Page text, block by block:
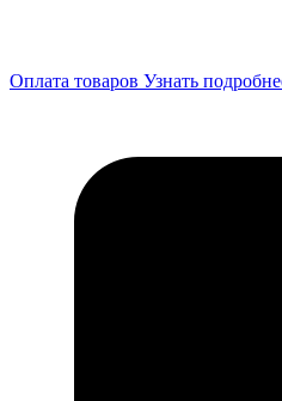
Оплата товаров Узнать